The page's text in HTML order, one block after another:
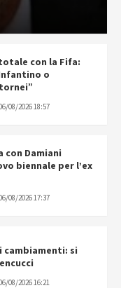
con la Fifa:
o
08/2026 18:57
con Damiani
biennale per l’ex
08/2026 17:37
cambiamenti: si
08/2026 16:21